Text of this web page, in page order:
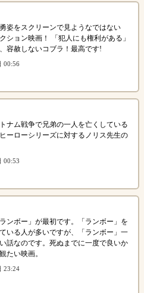
姿をスクリーンで見ようなではない
ション映画！ 「犯人にも権利がある」
容赦しないコブラ！最高です!
00:56
ナム戦争で兄弟の一人を亡くしている
ーローシリーズに対するノリス先生の
00:53
ンボー」が最初です。「ランボー」を
いる人が多いですが、「ランボー」一
話なのです。死ぬまでに一度で良いか
たい映画。
23:24